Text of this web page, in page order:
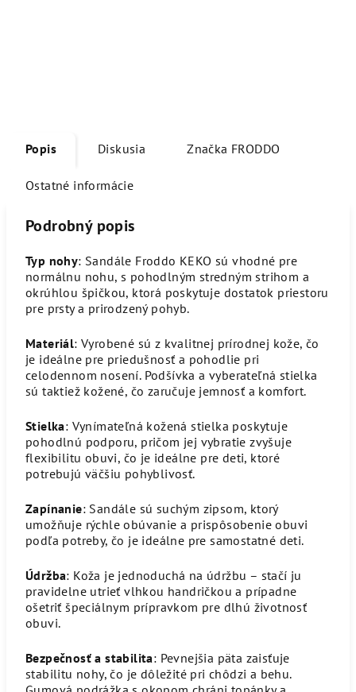
Popis Diskusia Značka FRODDO
Ostatné informácie
Podrobný popis
Typ nohy: Sandále Froddo KEKO sú vhodné pre
normálnu nohu, s pohodlným stredným strihom a
okrúhlou špičkou, ktorá poskytuje dostatok priestoru
pre prsty a prirodzený pohyb.
Materiál: Vyrobené sú z kvalitnej prírodnej kože, čo
je ideálne pre priedušnosť a pohodlie pri
celodennom nosení. Podšívka a vyberateľná stielka
sú taktiež kožené, čo zaručuje jemnosť a komfort.
Stielka: Vynímateľná kožená stielka poskytuje
pohodlnú podporu, pričom jej vybratie zvyšuje
flexibilitu obuvi, čo je ideálne pre deti, ktoré
potrebujú väčšiu pohyblivosť.
Zapínanie: Sandále sú suchým zipsom, ktorý
umožňuje rýchle obúvanie a prispôsobenie obuvi
podľa potreby, čo je ideálne pre samostatné deti.
Údržba: Koža je jednoduchá na údržbu – stačí ju
pravidelne utrieť vlhkou handričkou a prípadne
ošetriť špeciálnym prípravkom pre dlhú životnosť
obuvi.
Bezpečnosť a stabilita: Pevnejšia päta zaisťuje
stabilitu nohy, čo je dôležité pri chôdzi a behu.